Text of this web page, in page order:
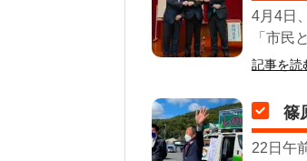
4月4日
「市民
記事を読
篠
22日午